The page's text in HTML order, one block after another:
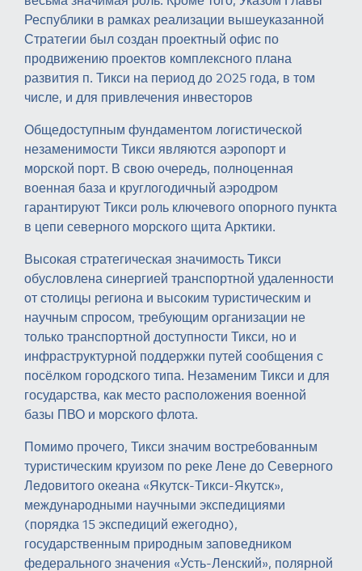
Республики в рамках реализации вышеуказанной
Стратегии был создан проектный офис по
продвижению проектов комплексного плана
развития п. Тикси на период до 2025 года, в том
числе, и для привлечения инвесторов
Общедоступным фундаментом логистической
незаменимости Тикси являются аэропорт и
морской порт. В свою очередь, полноценная
военная база и круглогодичный аэродром
гарантируют Тикси роль ключевого опорного пункта
в цепи северного морского щита Арктики.
Высокая стратегическая значимость Тикси
обусловлена синергией транспортной удаленности
от столицы региона и высоким туристическим и
научным спросом, требующим организации не
только транспортной доступности Тикси, но и
инфраструктурной поддержки путей сообщения с
посёлком городского типа. Незаменим Тикси и для
государства, как место расположения военной
базы ПВО и морского флота.
Помимо прочего, Тикси значим востребованным
туристическим круизом по реке Лене до Северного
Ледовитого океана «Якутск-Тикси-Якутск»,
международными научными экспедициями
(порядка 15 экспедиций ежегодно),
государственным природным заповедником
федерального значения «Усть-Ленский», полярной